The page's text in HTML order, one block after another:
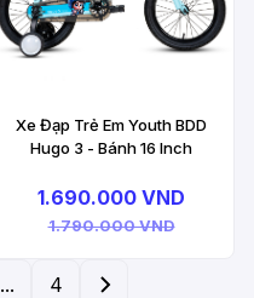
Xe Đạp Trẻ Em Youth BDD
Hugo 3 - Bánh 16 Inch
1.690.000 VND
1.790.000 VND
... 4